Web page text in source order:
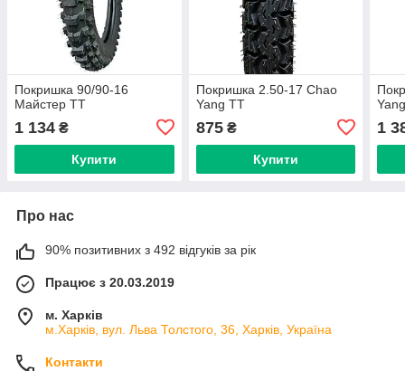
Покришка 90/90-16
Майстер ТТ
1 134 ₴
Купити
Покришка 2.50-17 Chao
Yang ТТ
875₴
Купити
1
Про нас
90% позитивних з 492 відгуків за рік
Працює з 20.03.2019
м. Харків
м.Харків, вул. Льва Толстого, 36, Харків, Україна
Контакти